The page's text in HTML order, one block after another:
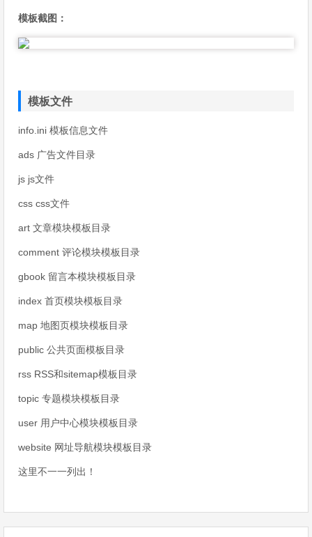
模板截图：
模板文件
info.ini 模板信息文件
ads 广告文件目录
js js文件
css css文件
art 文章模块模板目录
comment 评论模块模板目录
gbook 留言本模块模板目录
index 首页模块模板目录
map 地图页模块模板目录
public 公共页面模板目录
rss RSS和sitemap模板目录
topic 专题模块模板目录
user 用户中心模块模板目录
website 网址导航模块模板目录
这里不一一列出！